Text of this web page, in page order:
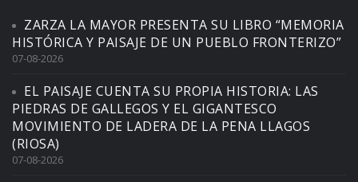
ZARZA LA MAYOR PRESENTA SU LIBRO “MEMORIA
HISTÓRICA Y PAISAJE DE UN PUEBLO FRONTERIZO”
07-08-2026
EL PAISAJE CUENTA SU PROPIA HISTORIA: LAS
PIEDRAS DE GALLEGOS Y EL GIGANTESCO
MOVIMIENTO DE LADERA DE LA PENA LLAGOS
(RIOSA)
07-08-2026